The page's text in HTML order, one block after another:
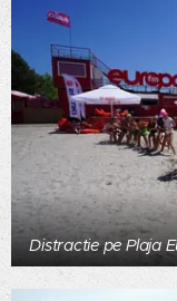
Distractie pe Plaja